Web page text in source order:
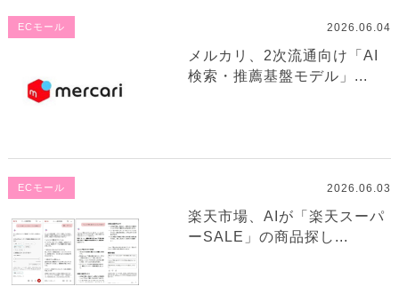
ECモール 2026.06.04
メルカリ、2次流通向け「AI
検索・推薦基盤モデル」...
ECモール 2026.06.03
楽天市場、AIが「楽天スーパ
ーSALE」の商品探し...